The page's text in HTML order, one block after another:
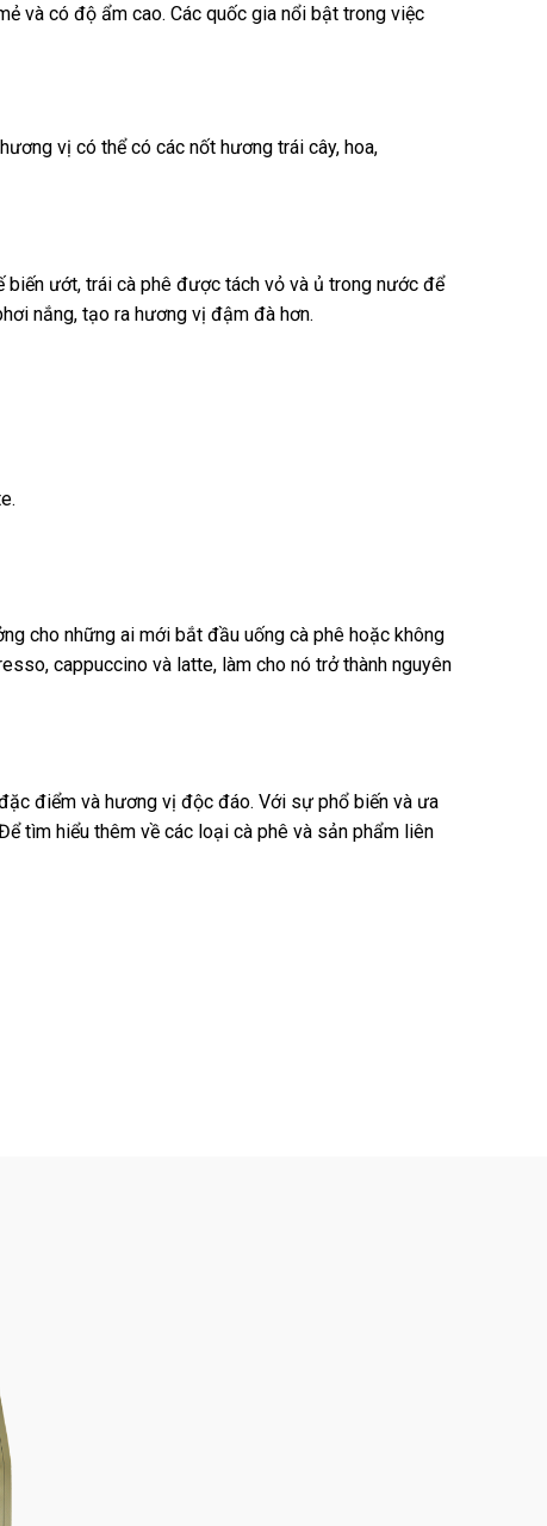
và có độ ẩm cao. Các quốc gia nổi bật trong việc
vị có thể có các nốt hương trái cây, hoa,
biến ướt, trái cà phê được tách vỏ và ủ trong nước để
nắng, tạo ra hương vị đậm đà hơn.
cho những ai mới bắt đầu uống cà phê hoặc không
cappuccino và latte, làm cho nó trở thành nguyên
điểm và hương vị độc đáo. Với sự phổ biến và ưa
tìm hiểu thêm về các loại cà phê và sản phẩm liên